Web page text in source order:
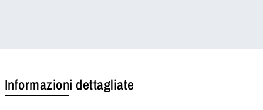
Informazioni dettagliate